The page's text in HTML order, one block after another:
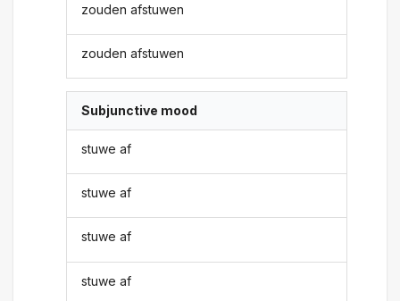
zouden afstuwen
zouden afstuwen
Subjunctive mood
stuwe af
stuwe af
stuwe af
stuwe af